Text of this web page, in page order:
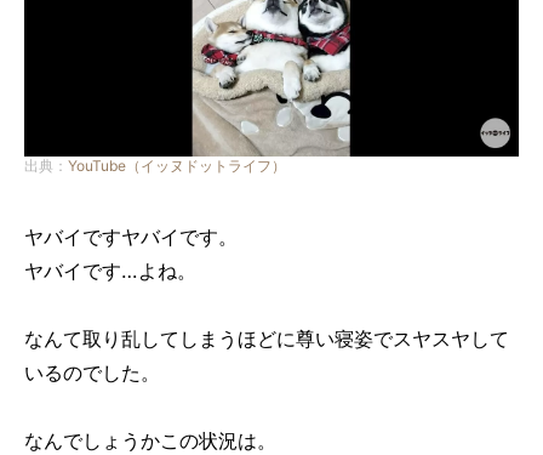
出典： YouTube（イッヌドットライフ）
ヤバイですヤバイです。
ヤバイです…よね。
なんて取り乱してしまうほどに尊い寝姿でスヤスヤして
いるのでした。
なんでしょうかこの状況は。